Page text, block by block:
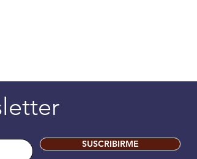
SUSCRIBIRME